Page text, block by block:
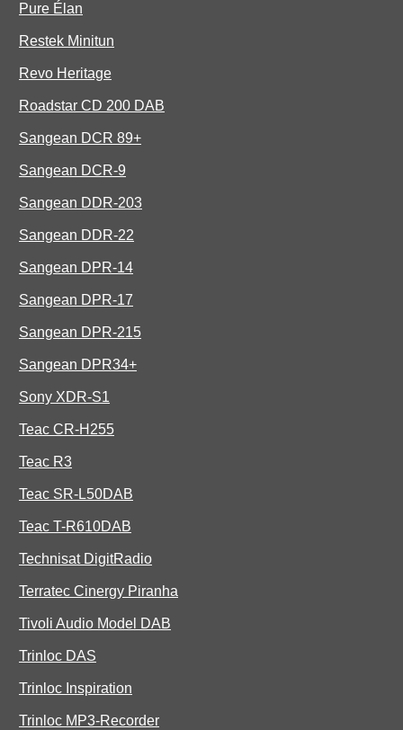
Pure Élan
Restek Minitun
Revo Heritage
Roadstar CD 200 DAB
Sangean DCR 89+
Sangean DCR-9
Sangean DDR-203
Sangean DDR-22
Sangean DPR-14
Sangean DPR-17
Sangean DPR-215
Sangean DPR34+
Sony XDR-S1
Teac CR-H255
Teac R3
Teac SR-L50DAB
Teac T-R610DAB
Technisat DigitRadio
Terratec Cinergy Piranha
Tivoli Audio Model DAB
Trinloc DAS
Trinloc Inspiration
Trinloc MP3-Recorder